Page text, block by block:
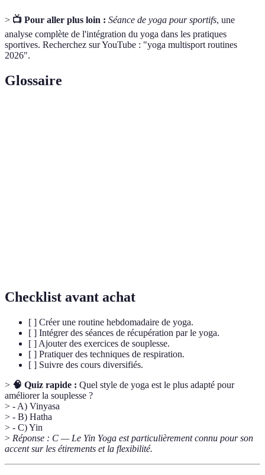
> 📺 Pour aller plus loin : Séance de yoga pour sportifs, une
analyse complète de l'intégration du yoga dans les pratiques
sportives. Recherchez sur YouTube : "yoga multisport routines
2026".
Glossaire
Checklist avant achat
[ ] Créer une routine hebdomadaire de yoga.
[ ] Intégrer des séances de récupération par le yoga.
[ ] Ajouter des exercices de souplesse.
[ ] Pratiquer des techniques de respiration.
[ ] Suivre des cours diversifiés.
> 🧠 Quiz rapide : Quel style de yoga est le plus adapté pour
améliorer la souplesse ?
> - A) Vinyasa
> - B) Hatha
> - C) Yin
> Réponse : C — Le Yin Yoga est particulièrement connu pour son
accent sur les étirements et la flexibilité.